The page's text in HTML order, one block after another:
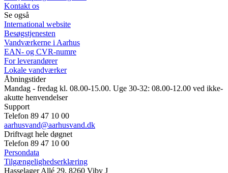
Kontakt os
Se også
International website
Besøgstjenesten
Vandværkerne i Aarhus
EAN- og CVR-numre
For leverandører
Lokale vandværker
Åbningstider
Mandag - fredag kl. 08.00-15.00. Uge 30-32: 08.00-12.00 ved ikke-
akutte henvendelser
Support
Telefon 89 47 10 00
aarhusvand@aarhusvand.dk
Driftvagt hele døgnet
Telefon 89 47 10 00
Persondata
Tilgængelighedserklæring
Hasselager Allé 29, 8260 Viby J